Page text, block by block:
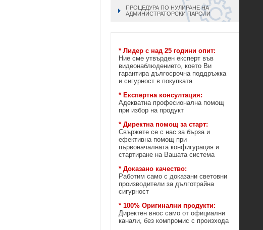
ПРОЦЕДУРА ПО НУЛИРАНЕ НА
АДМИНИСТРАТОРСКИ ПАРОЛИ
* Лидер с над 25 години опит:
Ние сме утвърден експерт във
видеонаблюдението, което Ви
гарантира дългосрочна поддръжка
и сигурност в покупката
* Експертна консултация:
Адекватна професионална помощ
при избор на продукт
* Директна помощ за старт:
Свържете се с нас за бърза и
ефективна помощ при
първоначалната конфигурация и
стартиране на Вашата система
* Доказано качество:
Работим само с доказани световни
производители за дълготрайна
сигурност
* 100% Оригинални продукти:
Директен внос само от официални
канали, без компромис с произхода